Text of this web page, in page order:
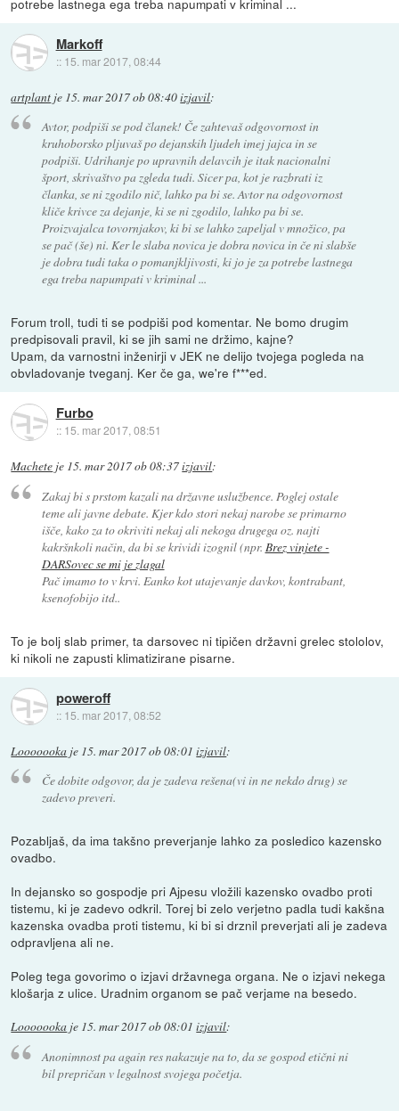
Markoff
:: 15. mar 2017, 08:44
artplant je 15. mar 2017 ob 08:40izjavil:
Avtor, podpiši se pod članek! Če zahtevaš odgovornost in
kruhoborsko pljuvaš po dejanskih ljudeh imej jajca in se
podpiši. Udrihanje po upravnih delavcih je itak nacionalni
šport, skrivaštvo pa zgleda tudi. Sicer pa, kot je razbrati iz
članka, se ni zgodilo nič, lahko pa bi se. Avtor na odgovornost
kliče krivce za dejanje, ki se ni zgodilo, lahko pa bi se.
Proizvajalca tovornjakov, ki bi se lahko zapeljal v množico, pa
se pač (še) ni. Ker le slaba novica je dobra novica in če ni slabše
je dobra tudi taka o pomanjkljivosti, ki jo je za potrebe lastnega
ega treba napumpati v kriminal ...
Forum troll, tudi ti se podpiši pod komentar. Ne bomo drugim
predpisovali pravil, ki se jih sami ne držimo, kajne?
Upam, da varnostni inženirji v JEK ne delijo tvojega pogleda na
obvladovanje tveganj. Ker če ga, we're f***ed.
Furbo
:: 15. mar 2017, 08:51
Machete je 15. mar 2017 ob 08:37izjavil:
Zakaj bi s prstom kazali na državne uslužbence. Poglej ostale
teme ali javne debate. Kjer kdo stori nekaj narobe se primarno
išče, kako za to okriviti nekaj ali nekoga drugega oz. najti
kakršnkoli način, da bi se krividi izognil (npr. Brez vinjete -
DARSovec se mi je zlagal
Pač imamo to v krvi. Eanko kot utajevanje davkov, kontrabant,
ksenofobijo itd..
To je bolj slab primer, ta darsovec ni tipičen državni grelec stololov,
ki nikoli ne zapusti klimatizirane pisarne.
poweroff
:: 15. mar 2017, 08:52
Looooooka je 15. mar 2017 ob 08:01 izjavil:
Če dobite odgovor, da je zadeva rešena(vi in ne nekdo drug) se
zadevo preveri.
Pozabljaš, da ima takšno preverjanje lahko za posledico kazensko
ovadbo.
In dejansko so gospodje pri Ajpesu vložili kazensko ovadbo proti
tistemu, ki je zadevo odkril. Torej bi zelo verjetno padla tudi kakšna
kazenska ovadba proti tistemu, ki bi si drznil preverjati ali je zadeva
odpravljena ali ne.
Poleg tega govorimo o izjavi državnega organa. Ne o izjavi nekega
klošarja z ulice. Uradnim organom se pač verjame na besedo.
Looooooka je 15. mar 2017 ob 08:01 izjavil:
Anonimnost pa again res nakazuje na to, da se gospod etični ni
bil prepričan v legalnost svojega početja.